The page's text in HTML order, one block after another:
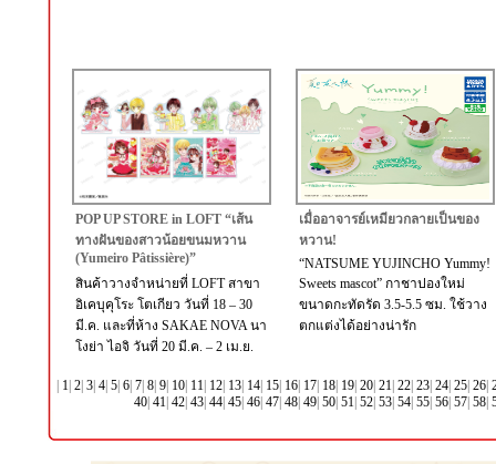
POP UP STORE in LOFT “เส้น
ทางฝันของสาวน้อยขนมหวาน
(Yumeiro Pâtissière)”
สินค้าวางจำหน่ายที่ LOFT สาขา
อิเคบุคุโระ โตเกียว วันที่ 18 – 30
มี.ค. และที่ห้าง SAKAE NOVA นา
โงย่า ไอจิ วันที่ 20 มี.ค. – 2 เม.ย.
เมื่ออาจารย์เหมียวกลายเป็นของ
หวาน!
“NATSUME YUJINCHO Yummy!
Sweets mascot” กาชาปองใหม่
ขนาดกะทัดรัด 3.5-5.5 ซม. ใช้วาง
ตกแต่งได้อย่างน่ารัก
| 1 | 2| 3| 4| 5| 6| 7| 8| 9| 10| 11 | 12| 13| 14| 15| 16| 17| 18| 19| 20| 21 | 22| 23| 24| 25| 26|
40| 41 | 42| 43| 44| 45| 46| 47| 48| 49| 50| 51 | 52| 53| 54| 55| 56| 57| 58|